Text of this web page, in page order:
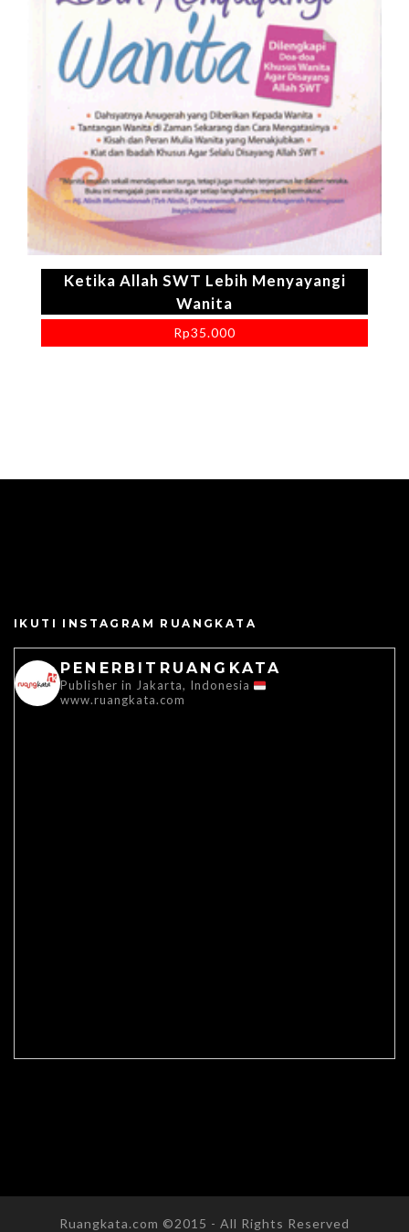
Ketika Allah SWT Lebih Menyayangi
Wanita
Rp35.000
IKUTI INSTAGRAM RUANGKATA
PENERBITRUANGKATA
Publisher in Jakarta, Indonesia
www.ruangkata.com
Ruangkata.com ©2015 - All Rights Reserved